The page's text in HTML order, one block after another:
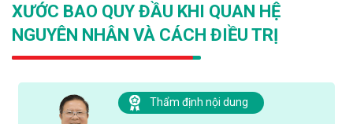
XƯỚC BAO QUY ĐẦU KHI QUAN HỆ
NGUYÊN NHÂN VÀ CÁCH ĐIỀU TRỊ
Thẩm định nội dung